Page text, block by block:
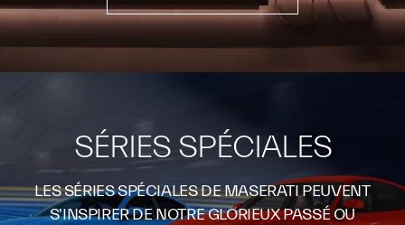
SÉRIES SPÉCIALES
LES SÉRIES SPÉCIALES DE MASERATI PEUVENT
S'INSPIRER DE NOTRE GLORIEUX PASSÉ OU